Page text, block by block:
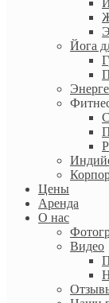
Йога
Цены
Аренда
О нас
Видео